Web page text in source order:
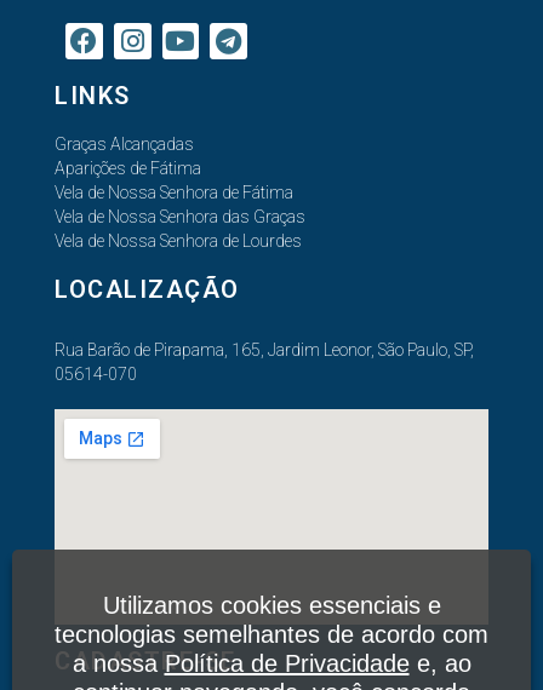
LINKS
Graças Alcançadas
Aparições de Fátima
Vela de Nossa Senhora de Fátima
Vela de Nossa Senhora das Graças
Vela de Nossa Senhora de Lourdes
LOCALIZAÇÃO
Rua Barão de Pirapama, 165, Jardim Leonor, São Paulo, SP,
05614-070
CADASTRE-SE
Utilizamos cookies essenciais e
tecnologias semelhantes de acordo com
a nossaPolítica de Privacidadee, ao